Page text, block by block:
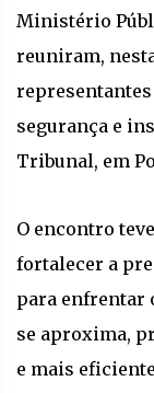
Ministério
reuniram,
segurança e
Tribunal, em
O encontro
fortalecer a
para enfrentar
se aproxima,
e mais